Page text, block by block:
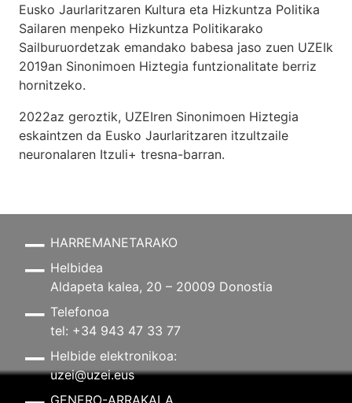
Eusko Jaurlaritzaren Kultura eta Hizkuntza Politika
Sailaren menpeko Hizkuntza Politikarako
Sailburuordetzak emandako babesa jaso zuen UZEIk
2019an Sinonimoen Hiztegia funtzionalitate berriz
hornitzeko.
2022az geroztik, UZEIren Sinonimoen Hiztegia
eskaintzen da Eusko Jaurlaritzaren itzultzaile
neuronalaren Itzuli+ tresna-barran.
HARREMANETARAKO
Helbidea
Aldapeta kalea, 20 – 20009 Donostia
Telefonoa
tel: +34 943 47 33 77
Helbide elektronikoa:
uzei@uzei.eus